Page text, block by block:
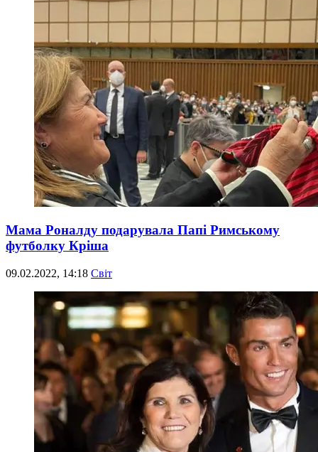
Мама Роналду подарувала Папі Римському
футболку Кріша
09.02.2022, 14:18 Світ